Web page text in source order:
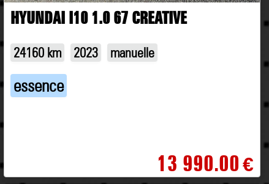
HYUNDAI I10 1.0 67 CREATIVE
24160 km 2023 manuelle
essence
13 990.00€